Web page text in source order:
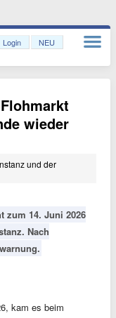
Login NEU
wieder
und der
zum 14. Juni 2026
Nach
kam es beim